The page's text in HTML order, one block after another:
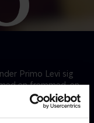
Primo Levi sig
en fremmed, en
historie.